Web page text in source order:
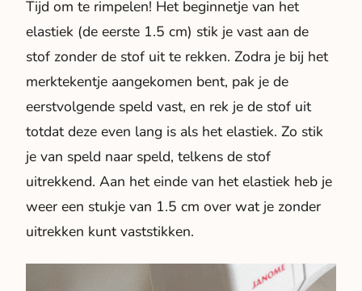
Tijd om te rimpelen! Het beginnetje van het
elastiek (de eerste 1.5 cm) stik je vast aan de
stof zonder de stof uit te rekken. Zodra je bij het
merktekentje aangekomen bent, pak je de
eerstvolgende speld vast, en rek je de stof uit
totdat deze even lang is als het elastiek. Zo stik
je van speld naar speld, telkens de stof
uitrekkend. Aan het einde van het elastiek heb je
weer een stukje van 1.5 cm over wat je zonder
uitrekken kunt vaststikken.